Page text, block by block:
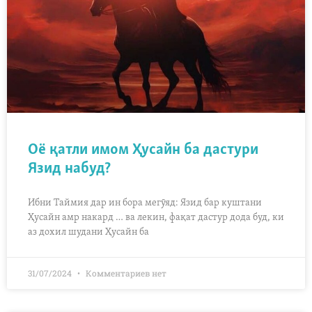
Оё қатли имом Ҳусайн ба дастури
Язид набуд?
Ибни Таймия дар ин бора мегӯяд: Язид бар куштани
Ҳусайн амр накард … ва лекин, фақат дастур дода буд, ки
аз дохил шудани Ҳусайн ба
31/07/2024 Комментариев нет